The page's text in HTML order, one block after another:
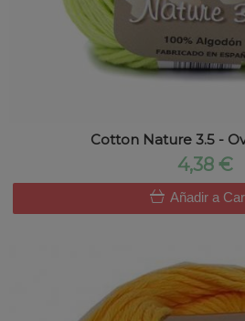
Cotton Nature 3.5 -
4,38 €
Añadir a